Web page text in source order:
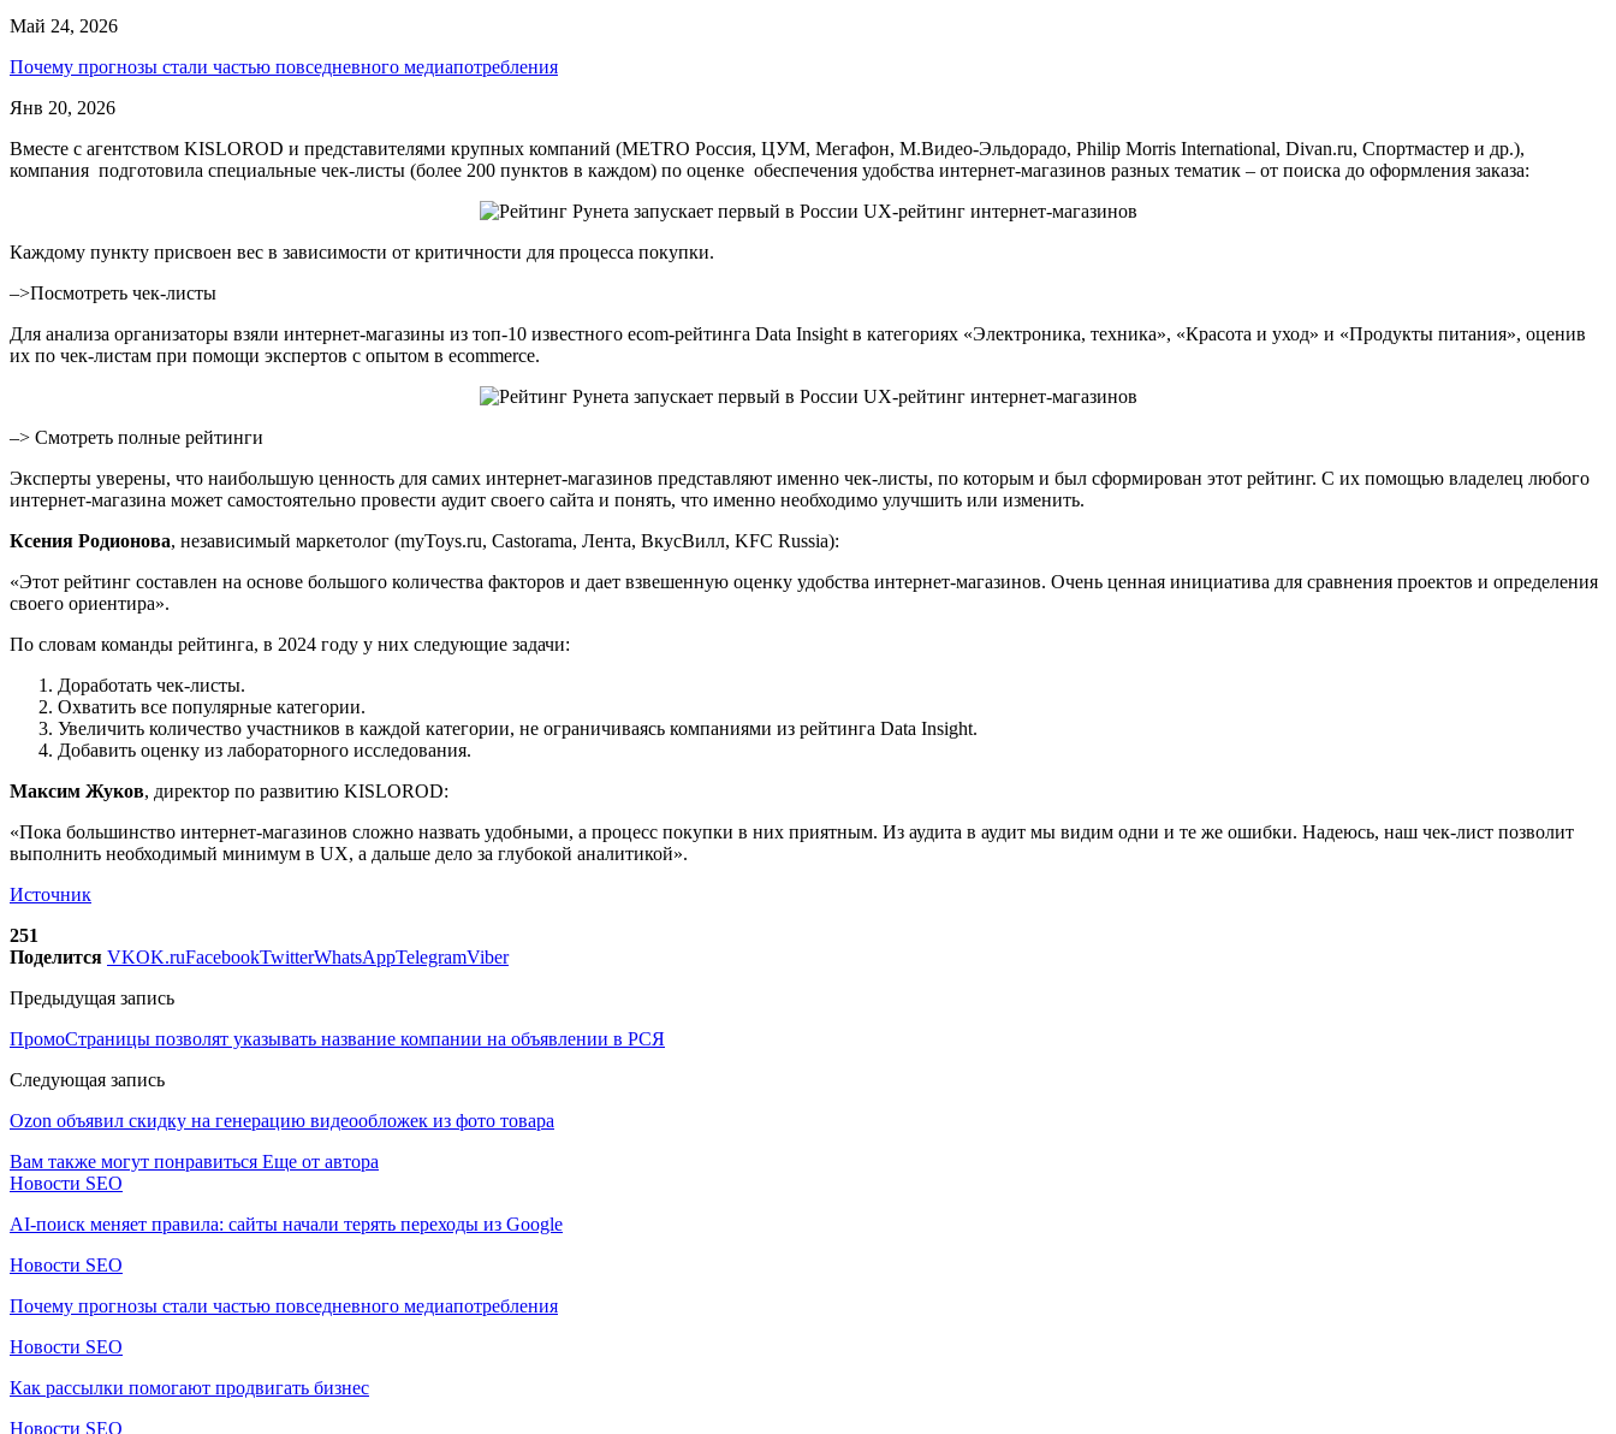
Май 24, 2026
Почему прогнозы стали частью повседневного медиапотребления
Янв 20, 2026
Вместе с агентством KISLOROD и представителями крупных компаний (METRO Россия, ЦУМ, Мегафон, М.Видео-Эльдорадо, Philip Morris International, Divan.ru, Спортмастер и др.),
компания подготовила специальные чек-листы (более 200 пунктов в каждом) по оценке обеспечения удобства интернет-магазинов разных тематик – от поиска до оформления заказа:
Каждому пункту присвоен вес в зависимости от критичности для процесса покупки.
–>Посмотреть чек-листы
Для анализа организаторы взяли интернет-магазины из топ-10 известного ecom-рейтинга Data Insight в категориях «Электроника, техника», «Красота и уход» и «Продукты питания», оценив
их по чек-листам при помощи экспертов с опытом в ecommerce.
–> Смотреть полные рейтинги
Эксперты уверены, что наибольшую ценность для самих интернет-магазинов представляют именно чек-листы, по которым и был сформирован этот рейтинг. С их помощью владелец любого
интернет-магазина может самостоятельно провести аудит своего сайта и понять, что именно необходимо улучшить или изменить.
Ксения Родионова, независимый маркетолог (myToys.ru, Castorama, Лента, ВкусВилл, KFC Russia):
«Этот рейтинг составлен на основе большого количества факторов и дает взвешенную оценку удобства интернет-магазинов. Очень ценная инициатива для сравнения проектов и определения
своего ориентира».
По словам команды рейтинга, в 2024 году у них следующие задачи:
Доработать чек-листы.
Охватить все популярные категории.
Увеличить количество участников в каждой категории, не ограничиваясь компаниями из рейтинга Data Insight.
Добавить оценку из лабораторного исследования.
Максим Жуков, директор по развитию KISLOROD:
«Пока большинство интернет-магазинов сложно назвать удобными, а процесс покупки в них приятным. Из аудита в аудит мы видим одни и те же ошибки. Надеюсь, наш чек-лист позволит
выполнить необходимый минимум в UX, а дальше дело за глубокой аналитикой».
Источник
251
Поделится VKOK.ruFacebookTwitterWhatsAppTelegramViber
Предыдущая запись
ПромоСтраницы позволят указывать название компании на объявлении в РСЯ
Следующая запись
Ozon объявил скидку на генерацию видеообложек из фото товара
Вам также могут понравиться Еще от автора
Новости SEO
AI-поиск меняет правила: сайты начали терять переходы из Google
Новости SEO
Почему прогнозы стали частью повседневного медиапотребления
Новости SEO
Как рассылки помогают продвигать бизнес
Новости SEO